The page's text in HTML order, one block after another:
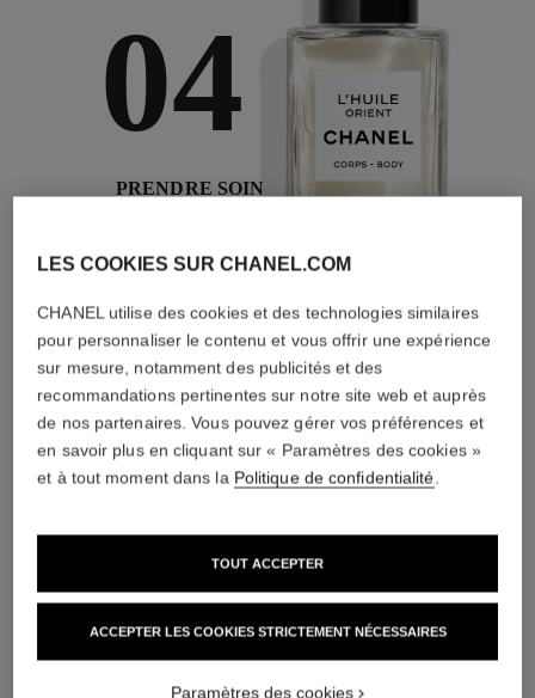
04
PRENDRE SOIN
écrans solaires, des
4/4
L'ACCORD PARFAIT
LES COOKIES SUR CHANEL.COM
CHANEL utilise des cookies et des technologies similaires
pour personnaliser le contenu et vous offrir une expérience
sur mesure, notamment des publicités et des
recommandations pertinentes sur notre site web et auprès
de nos partenaires. Vous pouvez gérer vos préférences et
en savoir plus en cliquant sur « Paramètres des cookies »
et à tout moment dans la Politique de confidentialité
ACCEPTER LES COOKIES STRICTEMENT NÉCESSAIRES
TOUT ACCEPTER
Paramètres des cookies